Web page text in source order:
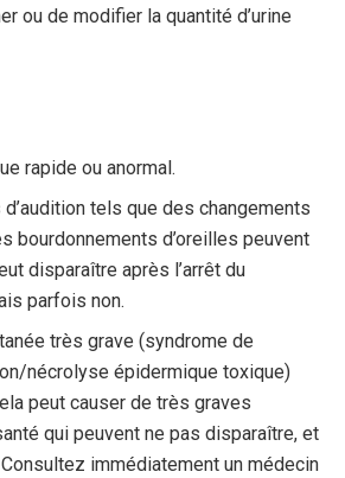
ou de modifier la quantité d’urine
rapide ou anormal.
tels que des changements
bourdonnements d’oreilles peuvent
disparaître après l’arrêt du
parfois non.
très grave (syndrome de
nécrolyse épidermique toxique)
peut causer de très graves
qui peuvent ne pas disparaître, et
immédiatement un médecin